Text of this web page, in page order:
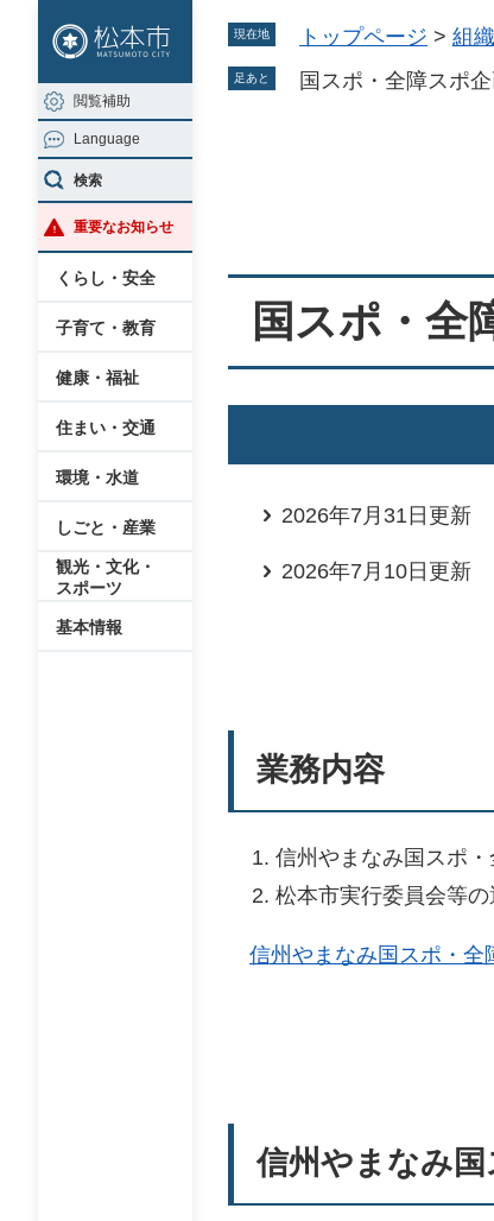
ジ
の
先
頭
で
す
ュ
ー
を
飛
ば
し
閲覧補助
Language
検索
重要なお知らせ
くらし・安全
子育て・教育
健康・福祉
住まい・交通
環境・水道
しごと・産業
観光・文化・
スポーツ
基本情報
現在地 トップページ > 組
足あと 国スポ・全障スポ
国スポ・全
2026年7月31日更新
2026年7月10日更新
​業務内容
信州やまなみ国スポ
松本市実行委員会等
信州やまなみ国スポ・全
信州やまなみ